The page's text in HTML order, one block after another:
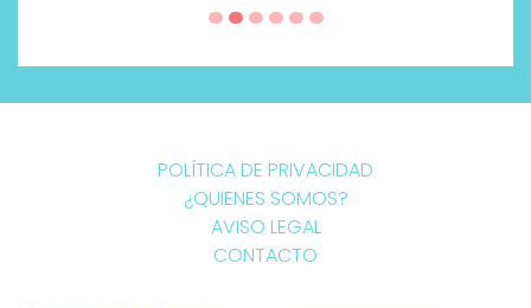
POLÍTICA DE PRIVACIDAD
¿QUIENES SOMOS?
AVISO LEGAL
CONTACTO